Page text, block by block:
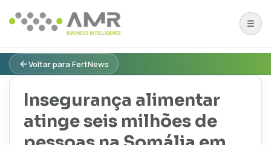
Voltar para FertNews
Insegurança alimentar
atinge seis milhões de